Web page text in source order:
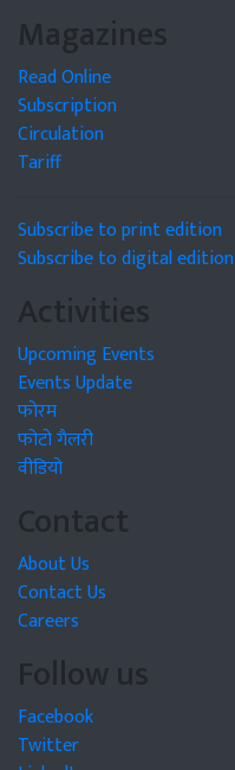
Magazines
Read Online
Subscription
Circulation
Tariff
Subscribe to print edition
Subscribe to digital edition
Activities
Upcoming Events
Events Update
फोरम
फोटो गैलरी
वीडियो
Contact
About Us
Contact Us
Careers
Follow us
Facebook
Twitter